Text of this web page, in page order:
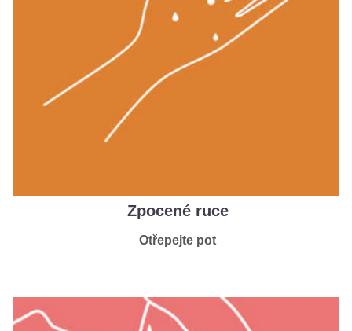
Zpocené ruce
Otřepejte pot